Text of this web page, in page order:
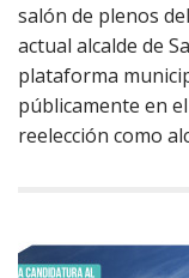
salón de plenos
actual alcalde de
plataforma
públicamente en
reelección como